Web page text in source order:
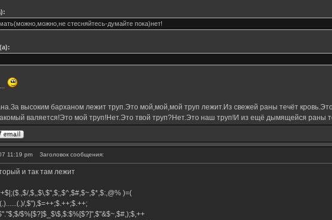
стесняйтесь-думайте пока)нет!
высоким барханом лежит труп.Это мой,мой,мой труп лежит.Из свежей раны течёт
валяется!Это мой труп!Нет.Это твой труп?Нет.Это наш труп!И из ещё дымящейся раны
11:19 pm Заголовок сообщения:
и так там лежит
,$,,$\,$",$;,$^,$#,$~,$*,$:,@% )=(
,$"),$=++;$.++;$.++;
$%[$?]$_$\$,$:$%[$?]",$"&$~,$#,);$,++